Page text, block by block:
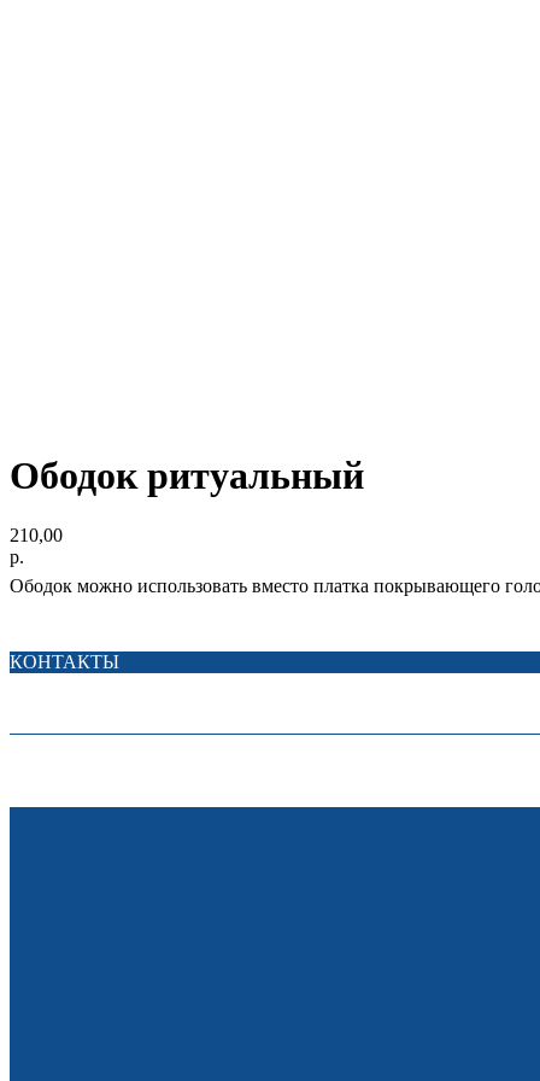
Ободок ритуальный
210,00
р.
Ободок можно использовать вместо платка покрывающего
КОНТАКТЫ